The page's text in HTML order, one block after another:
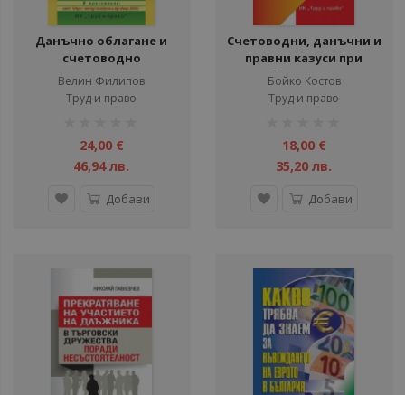
Данъчно облагане и
счетоводно
приключване на 2025 г.
Велин Филипов
Труд и право
24,00 €
46,94 лв.
Добави
Счетоводни, данъчни и
правни казуси при
преобразуването на
търговски дружества
Бойко Костов
Труд и право
18,00 €
35,20 лв.
Добави